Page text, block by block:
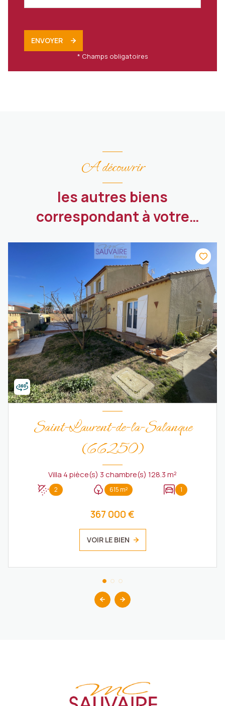
ENVOYER
* Champs obligatoires
A découvrir
les autres biens
correspondant à votre
Saint-Laurent-de-la-Salanque
(66250)
Villa 4 pièce(s) 3 chambre(s) 128.3 m²
2 615 m² 1
367 000 €
VOIR LE BIEN